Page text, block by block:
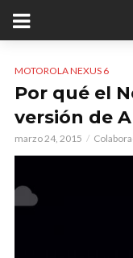
MOTOROLA NEXUS 6
Por qué el
versión de
marzo 24, 2015